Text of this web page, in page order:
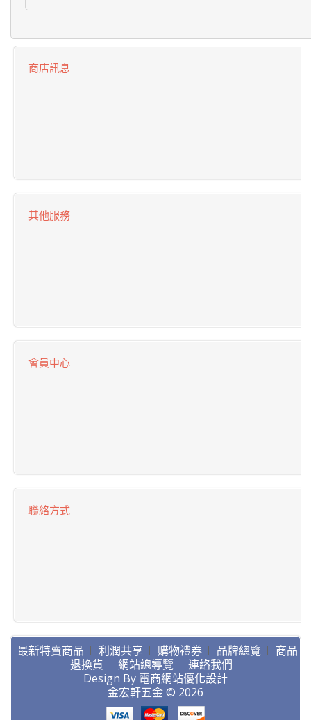
商店訊息
其他服務
會員中心
聯絡方式
最新特賣商品 利潤共享 購物禮券 品牌總覽
商品
退換貨
網站總導覽
連絡我們
Design By 電商網站優化設計
金宏軒五金 © 2026